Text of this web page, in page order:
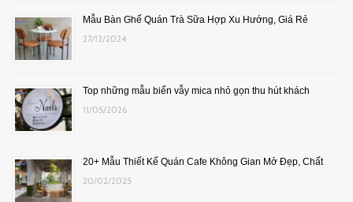
Mẫu Bàn Ghế Quán Trà Sữa Hợp Xu Hướng, Giá Rẻ
27/12/2024
Top những mẫu biển vẫy mica nhỏ gọn thu hút khách
11/05/2026
20+ Mẫu Thiết Kế Quán Cafe Không Gian Mở Đẹp, Chất
20/02/2025